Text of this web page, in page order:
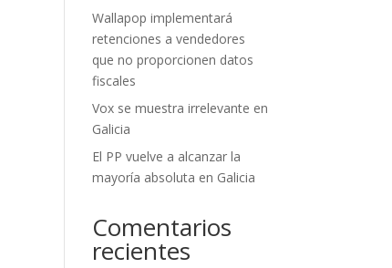
Wallapop implementará
retenciones a vendedores
que no proporcionen datos
fiscales
Vox se muestra irrelevante en
Galicia
El PP vuelve a alcanzar la
mayoría absoluta en Galicia
Comentarios
recientes